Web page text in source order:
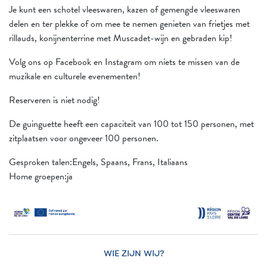
Je kunt een schotel vleeswaren, kazen of gemengde vleeswaren
delen en ter plekke of om mee te nemen genieten van frietjes met
rillauds, konijnenterrine met Muscadet-wijn en gebraden kip!
Volg ons op Facebook en Instagram om niets te missen van de
muzikale en culturele evenementen!
Reserveren is niet nodig!
De guinguette heeft een capaciteit van 100 tot 150 personen, met
zitplaatsen voor ongeveer 100 personen.
Gesproken talen:Engels, Spaans, Frans, Italiaans
Home groepen:ja
WIE ZIJN WIJ?